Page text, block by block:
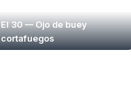
EI 30 — Ojo de buey
cortafuegos